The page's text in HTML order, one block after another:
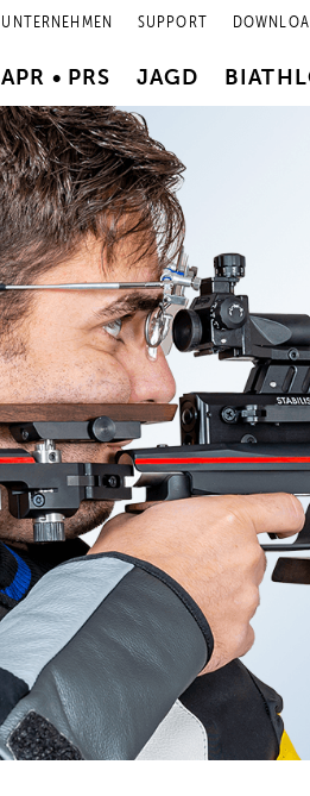
UNTERNEHMEN SUPPORT
APR • PRS JAGD